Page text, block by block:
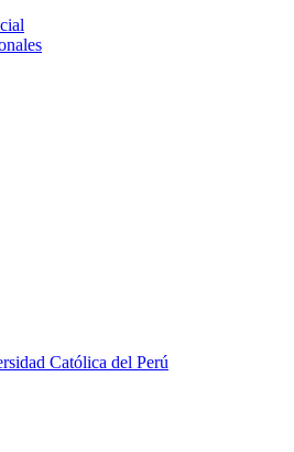
Católica del Perú